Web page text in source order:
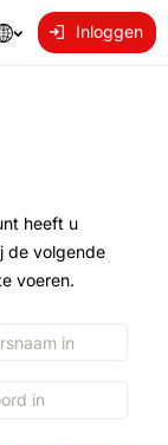
Inloggen
heeft u
de volgende
voeren.